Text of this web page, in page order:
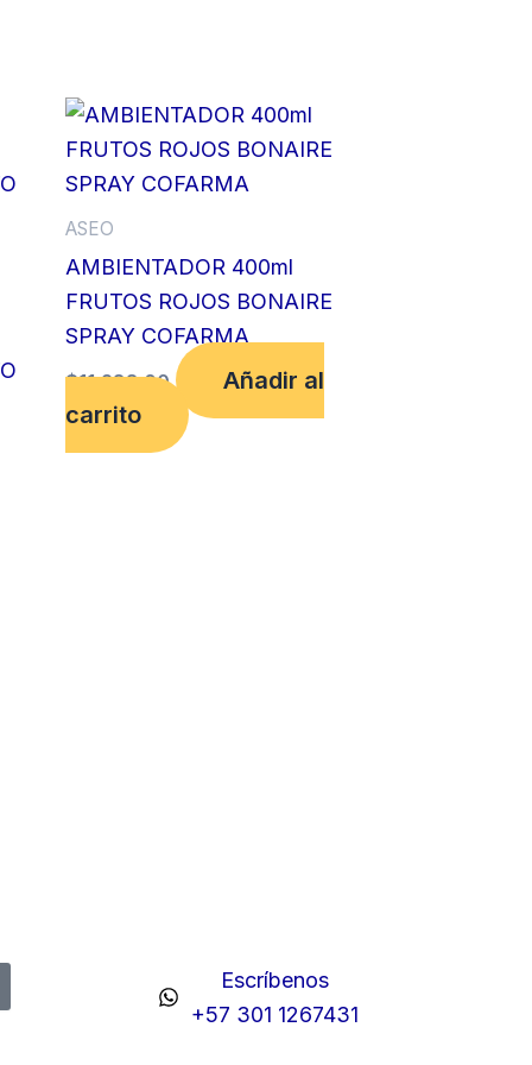
ASEO
AMBIENTADOR 400ml
FRUTOS ROJOS BONAIRE
SPRAY COFARMA
$11,288.00
Añadir al
carrito
Escríbenos
+57 301 1267431